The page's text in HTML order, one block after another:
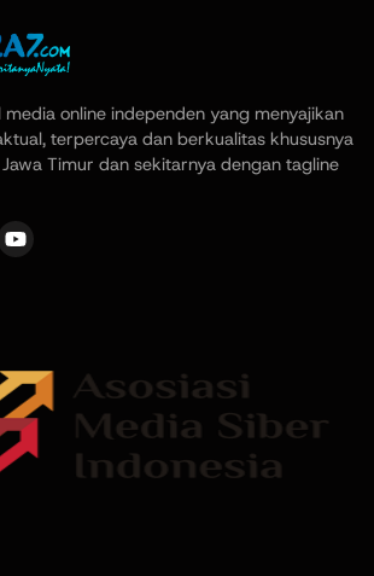
online independen yang menyajikan
terpercaya dan berkualitas khususnya
Timur dan sekitarnya dengan tagline